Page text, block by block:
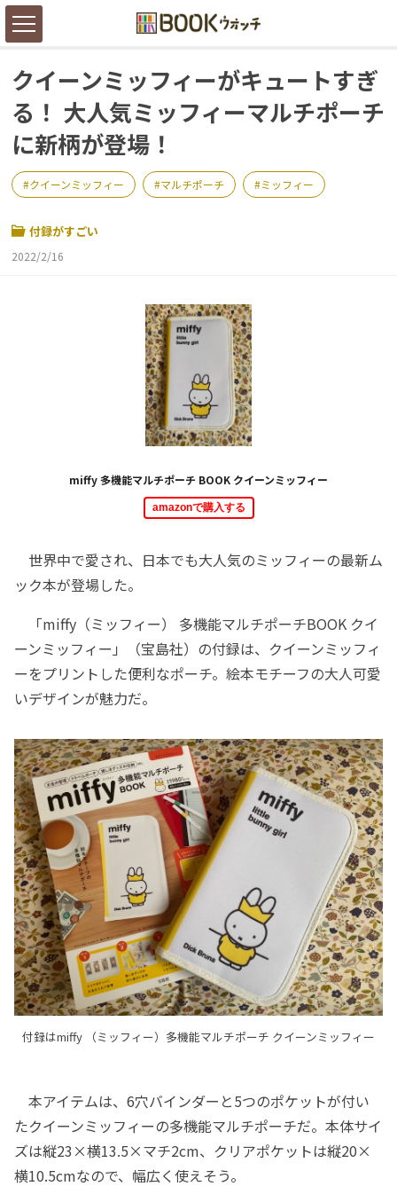
クイーンミッフィーがキュートすぎ
る！ 大人気ミッフィーマルチポーチ
に新柄が登場！
クイーンミッフィー マルチポーチ ミッフィー
付録がすごい
2022/2/16
miffy 多機能マルチポーチ BOOK クイーンミッフィー
amazonで購入する
世界中で愛され、日本でも大人気のミッフィーの最新ム
ック本が登場した。
「miffy（ミッフィー） 多機能マルチポーチBOOK クイ
ーンミッフィー」（宝島社）の付録は、クイーンミッフィ
ーをプリントした便利なポーチ。絵本モチーフの大人可愛
いデザインが魅力だ。
付録はmiffy （ミッフィー）多機能マルチポーチ クイーンミッフィー
本アイテムは、6穴バインダーと5つのポケットが付い
たクイーンミッフィーの多機能マルチポーチだ。本体サイ
ズは縦23×横13.5×マチ2cm、クリアポケットは縦20×
横10.5cmなので、幅広く使えそう。